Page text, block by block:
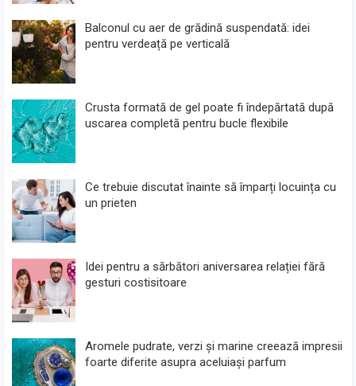
Balconul cu aer de grădină suspendată: idei
pentru verdeață pe verticală
Crusta formată de gel poate fi îndepărtată după
uscarea completă pentru bucle flexibile
Ce trebuie discutat înainte să împarți locuința cu
un prieten
Idei pentru a sărbători aniversarea relației fără
gesturi costisitoare
Aromele pudrate, verzi și marine creează impresii
foarte diferite asupra aceluiași parfum